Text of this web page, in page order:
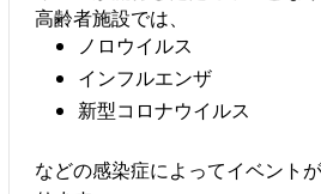
高齢者施設では、
ノロウイルス
インフルエンザ
新型コロナウイルス
などの感染症によってイベント